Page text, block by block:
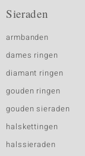
Sieraden
armbanden
dames ringen
diamant ringen
gouden ringen
gouden sieraden
halskettingen
halssieraden